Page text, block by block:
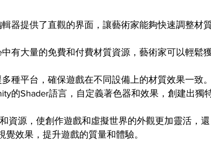
器提供了直觀的界面，讓藝術家能夠快速調整材
有大量的免費和付費材質資源，藝術家可以輕鬆
種平台，確保遊戲在不同設備上的材質效果一致。
的Shader語言，自定義著色器和效果，創建出獨
資源，使創作遊戲和虛擬世界的外觀更加靈活，還
效果，提升遊戲的質量和體驗。